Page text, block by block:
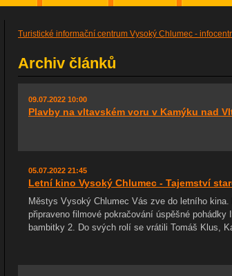
Turistické informační centrum Vysoký Chlumec -
Archiv článků
09.07.2022 10:00
Plavby na vltavském voru v Kamýku nad
05.07.2022 21:45
Letní kino Vysoký Chlumec - Tajemství
Městys Vysoký Chlumec Vás zve do letního
připraveno filmové pokračování úspěšné
bambitky 2. Do svých rolí se vrátili Tomáš Klus,